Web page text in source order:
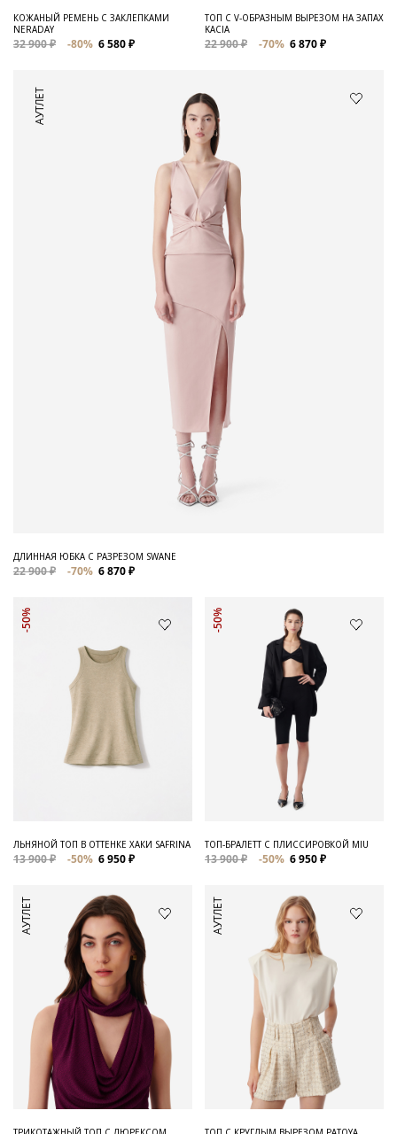
КОЖАНЫЙ РЕМЕНЬ С ЗАКЛЕПКАМИ
NERADAY
32 900 ₽ -80% 6 580 ₽
ТОП С V-ОБРАЗНЫМ ВЫРЕЗОМ НА ЗАПАХ
KACIA
22 900 ₽ -70% 6 870 ₽
АУТЛЕТ
ДЛИННАЯ ЮБКА С РАЗРЕЗОМ SWANE
22 900 ₽ -70% 6 870 ₽
-50%
ЛЬНЯНОЙ ТОП В ОТТЕНКЕ ХАКИ SAFRINA
13 900 ₽ -50% 6 950 ₽
-50%
ТОП-БРАЛЕТТ С ПЛИССИРОВКОЙ MIU
13 900 ₽ -50% 6 950 ₽
АУТЛЕТ АУТЛЕТ